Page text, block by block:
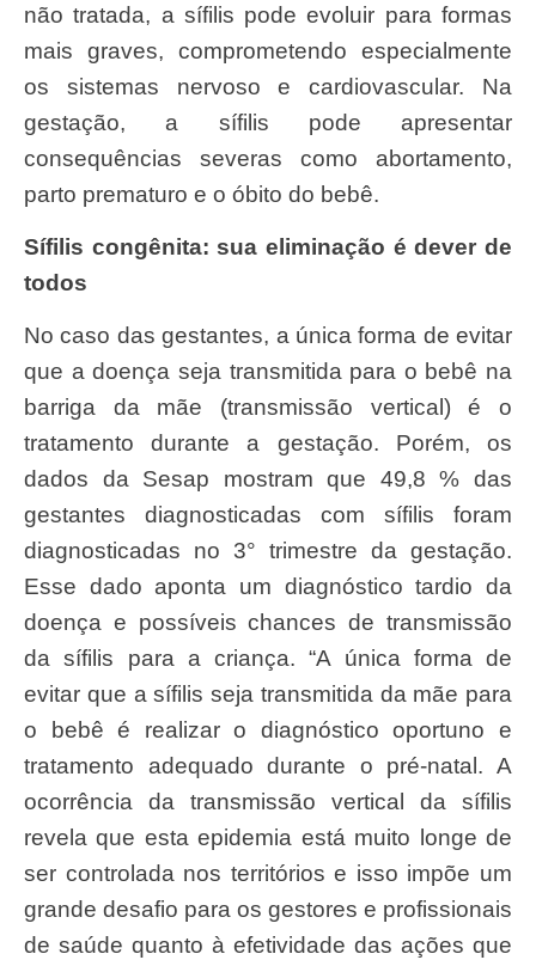
não tratada, a sífilis pode evoluir para formas
mais graves, comprometendo especialmente
os sistemas nervoso e cardiovascular. Na
gestação, a sífilis pode apresentar
consequências severas como abortamento,
parto prematuro e o óbito do bebê.
Sífilis congênita: sua eliminação é dever de
todos
No caso das gestantes, a única forma de evitar
que a doença seja transmitida para o bebê na
barriga da mãe (transmissão vertical) é o
tratamento durante a gestação. Porém, os
dados da Sesap mostram que 49,8 % das
gestantes diagnosticadas com sífilis foram
diagnosticadas no 3° trimestre da gestação.
Esse dado aponta um diagnóstico tardio da
doença e possíveis chances de transmissão
da sífilis para a criança. “A única forma de
evitar que a sífilis seja transmitida da mãe para
o bebê é realizar o diagnóstico oportuno e
tratamento adequado durante o pré-natal. A
ocorrência da transmissão vertical da sífilis
revela que esta epidemia está muito longe de
ser controlada nos territórios e isso impõe um
grande desafio para os gestores e profissionais
de saúde quanto à efetividade das ações que